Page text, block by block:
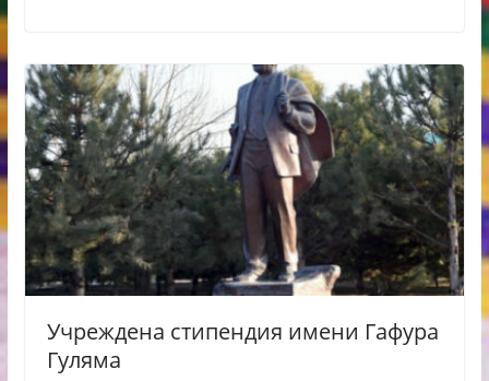
Учреждена стипендия имени Гафура
Гуляма